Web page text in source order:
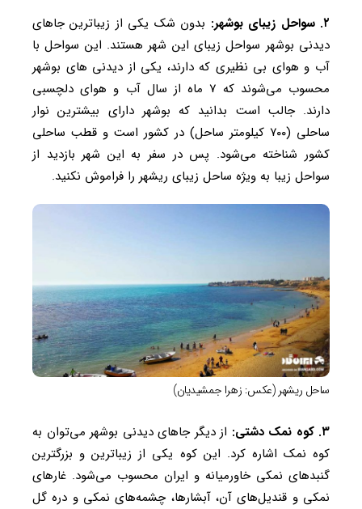
۲. سواحل زیبای بوشهر:
بدون شک یکی از زیباترین جاهای
دیدنی بوشهر سواحل زیبای این شهر هستند. این سواحل با
آب و هوای بی نظیری که دارند، یکی از دیدنی های بوشهر
محسوب می‌شوند که ۷ ماه از سال آب و هوای دلچسبی
دارند. جالب است بدانید که بوشهر دارای بیشترین نوار
ساحلی (۷۰۰ کیلومتر ساحل) در کشور است و قطب ساحلی
کشور شناخته می‌شود. پس در سفر به این شهر بازدید از
سواحل زیبا به ویژه ساحل زیبای ریشهر را فراموش نکنید.
ساحل ریشهر (عکس: زهرا جمشیدیان)
۳. کوه نمک دشتی:
از دیگر جاهای دیدنی بوشهر می‌توان به
کوه نمک اشاره کرد. این کوه یکی از زیباترین و بزرگترین
گنبد‌های نمکی خاورمیانه و ایران محسوب می‌شود. غار‌های
نمکی و قندیل‌های آن، آبشارها، چشمه‌های نمکی و دره گل